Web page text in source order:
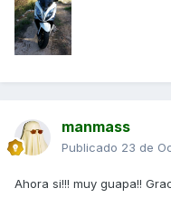
manmass
Publicado 23 de
Ahora si!!! muy guapa!!